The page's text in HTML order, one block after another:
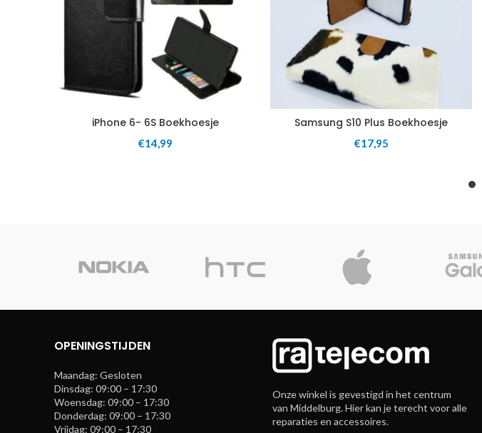
iPhone 6- 6S Boekhoesje
€14,99
Samsung S10 Plus Boekhoesje
€17,95
OPENINGSTIJDEN
Maandag: Gesloten
Dinsdag: 09:00 – 17:30
Woensdag: 09:00 – 17:30
Donderdag: 09:00 – 17:30
Vrijdag: 09:00 – 17:30
Onze winkel is gevestigd in het centrum
van Middelburg. Hier kan je terecht voor alle
reparaties en accessoires.